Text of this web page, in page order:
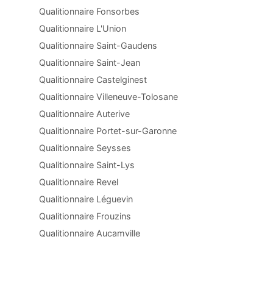
Qualitionnaire Fonsorbes
Qualitionnaire L'Union
Qualitionnaire Saint-Gaudens
Qualitionnaire Saint-Jean
Qualitionnaire Castelginest
Qualitionnaire Villeneuve-Tolosane
Qualitionnaire Auterive
Qualitionnaire Portet-sur-Garonne
Qualitionnaire Seysses
Qualitionnaire Saint-Lys
Qualitionnaire Revel
Qualitionnaire Léguevin
Qualitionnaire Frouzins
Qualitionnaire Aucamville